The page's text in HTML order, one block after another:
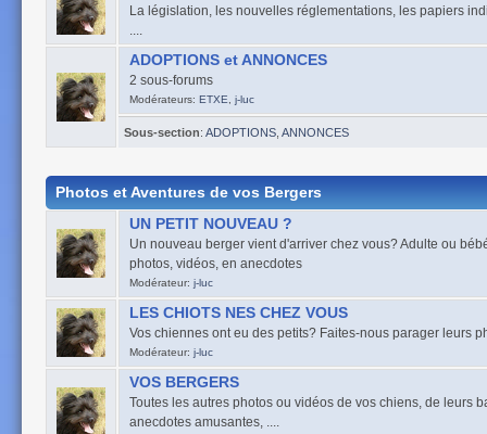
La législation, les nouvelles réglementations, les papiers
....
ADOPTIONS et ANNONCES
2 sous-forums
Modérateurs: ETXE, j-luc
Sous-section: ADOPTIONS ANNONCES
Photos et Aventures de vos Bergers
UN PETIT NOUVEAU ?
Un nouveau berger vient d'arriver chez vous? Adulte ou
photos, vidéos, en anecdotes
Modérateur: j-luc
LES CHIOTS NES CHEZ VOUS
Vos chiennes ont eu des petits? Faites-nous parager leurs
Modérateur: j-luc
VOS BERGERS
Toutes les autres photos ou vidéos de vos chiens, de leurs
anecdotes amusantes, ....